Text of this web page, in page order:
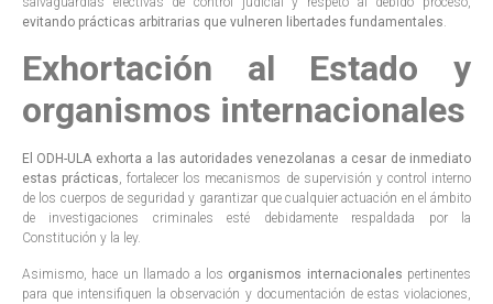
evitando prácticas arbitrarias que vulneren libertades fundamentales.
Exhortación al Estado y
organismos internacionales
El ODH-ULA exhorta a las autoridades venezolanas a cesar de inmediato
estas prácticas, fortalecer los mecanismos de supervisión y control interno
de los cuerpos de seguridad y garantizar que cualquier actuación en el ámbito
de investigaciones criminales esté debidamente respaldada por la
Constitución y la ley.
Asimismo, hace un llamado a los organismos internacionales pertinentes
para que intensifiquen la observación y documentación de estas violaciones,